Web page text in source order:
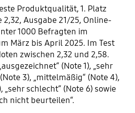
Produktqualität, 1. Platz
2,32, Ausgabe 21/25, Online-
1000 Befragten im
März bis April 2025. Im Test
zwischen 2,32 und 2,58.
(Note 1), „sehr
3), „mittelmäßig“ (Note 4),
„sehr schlecht“ (Note 6) sowie
nicht beurteilen“.